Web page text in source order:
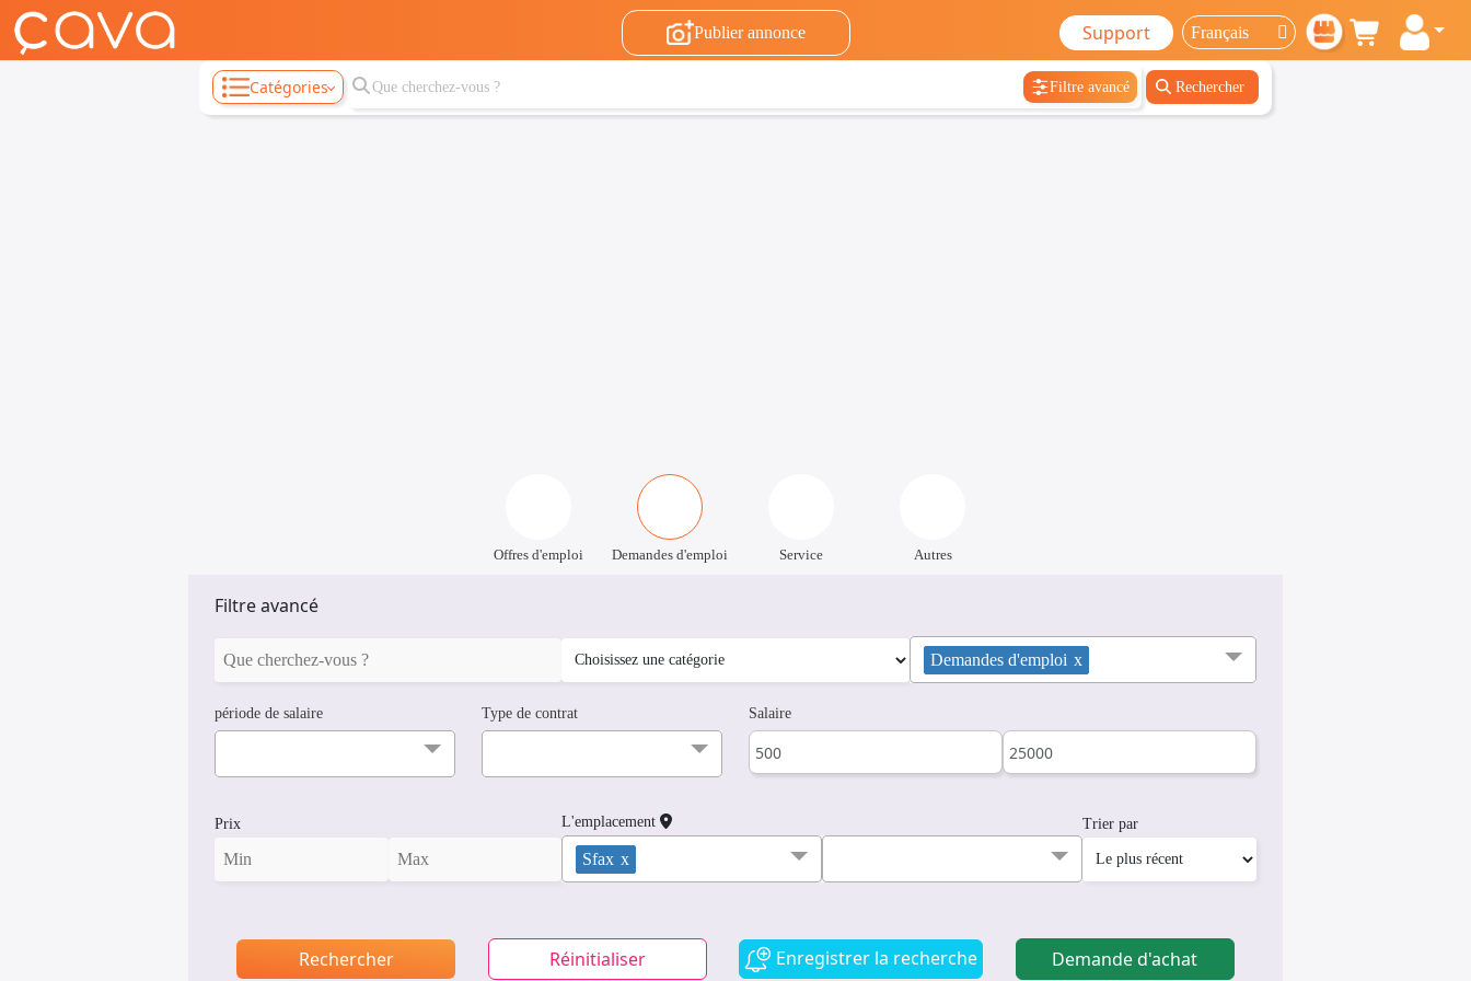
Publier annonce Support
Catégories Filtre avancé Rechercher
Offres d'emploi Demandes d'emploi Service Autres
Filtre avancé
Demandes d'emploi x
période de salaire Type de contrat Salaire
Prix L'emplacement
Sfax x
Trier par
Rechercher Réinitialiser Enregistrer la recherche Demande d'achat